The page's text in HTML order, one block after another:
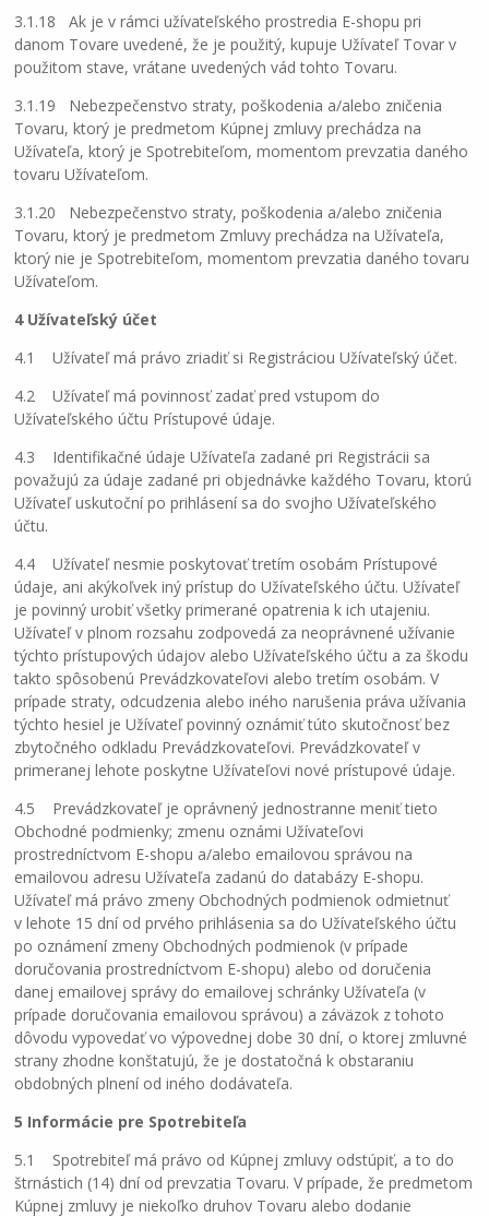
3.1.18 Ak je v rámci užívateľského prostredia E-shopu pri
danom Tovare uvedené, že je použitý, kupuje Užívateľ Tovar v
použitom stave, vrátane uvedených vád tohto Tovaru.
3.1.19 Nebezpečenstvo straty, poškodenia a/alebo zničenia
Tovaru, ktorý je predmetom Kúpnej zmluvy prechádza na
Užívateľa, ktorý je Spotrebiteľom, momentom prevzatia daného
tovaru Užívateľom.
3.1.20 Nebezpečenstvo straty, poškodenia a/alebo zničenia
Tovaru, ktorý je predmetom Zmluvy prechádza na Užívateľa,
ktorý nie je Spotrebiteľom, momentom prevzatia daného tovaru
Užívateľom.
4 Užívateľský účet
4.1 Užívateľ má právo zriadiť si Registráciou Užívateľský účet.
4.2 Užívateľ má povinnosť zadať pred vstupom do
Užívateľského účtu Prístupové údaje.
4.3 Identifikačné údaje Užívateľa zadané pri Registrácii sa
považujú za údaje zadané pri objednávke každého Tovaru, ktorú
Užívateľ uskutoční po prihlásení sa do svojho Užívateľského
účtu.
4.4 Užívateľ nesmie poskytovať tretím osobám Prístupové
údaje, ani akýkoľvek iný prístup do Užívateľského účtu. Užívateľ
je povinný urobiť všetky primerané opatrenia k ich utajeniu.
Užívateľ v plnom rozsahu zodpovedá za neoprávnené užívanie
týchto prístupových údajov alebo Užívateľského účtu a za škodu
takto spôsobenú Prevádzkovateľovi alebo tretím osobám. V
prípade straty, odcudzenia alebo iného narušenia práva užívania
týchto hesiel je Užívateľ povinný oznámiť túto skutočnosť bez
zbytočného odkladu Prevádzkovateľovi. Prevádzkovateľ v
primeranej lehote poskytne Užívateľovi nové prístupové údaje.
4.5 Prevádzkovateľ je oprávnený jednostranne meniť tieto
Obchodné podmienky; zmenu oznámi Užívateľovi
prostredníctvom E-shopu a/alebo emailovou správou na
emailovou adresu Užívateľa zadanú do databázy E-shopu.
Užívateľ má právo zmeny Obchodných podmienok odmietnuť
v lehote 15 dní od prvého prihlásenia sa do Užívateľského účtu
po oznámení zmeny Obchodných podmienok (v prípade
doručovania prostredníctvom E-shopu) alebo od doručenia
danej emailovej správy do emailovej schránky Užívateľa (v
prípade doručovania emailovou správou) a záväzok z tohoto
dôvodu vypovedať vo výpovednej dobe 30 dní, o ktorej zmluvné
strany zhodne konštatujú, že je dostatočná k obstaraniu
obdobných plnení od iného dodávateľa.
5 Informácie pre Spotrebiteľa
5.1 Spotrebiteľ má právo od Kúpnej zmluvy odstúpiť, a to do
štrnástich (14) dní od prevzatia Tovaru. V prípade, že predmetom
Kúpnej zmluvy je niekoľko druhov Tovaru alebo dodanie